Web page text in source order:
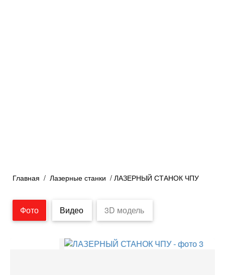
Главная / Лазерные станки / ЛАЗЕРНЫЙ СТАНОК ЧПУ
Фото Видео 3D модель